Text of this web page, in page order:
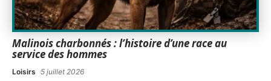
Malinois charbonnés : l’histoire d’une race au
service des hommes
Loisirs 5 juillet 2026